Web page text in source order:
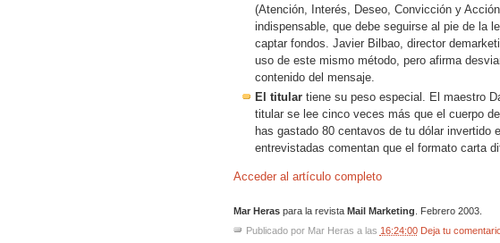
(Atención, Interés, Deseo, Convicción y
indispensable, que debe seguirse al pie de la
captar fondos. Javier Bilbao, director
uso de este mismo método, pero afirma
contenido del mensaje.
El titulartiene su peso especial. El maestro
titular se lee cinco veces más que el cuerpo
has gastado 80 centavos de tu dólar invertido
entrevistadas comentan que el formato carta
Acceder al artículo completo
Mar Heraspara la revista Mail Marketing . Febrero 2003.
Publicado por Mar Heras a las 16:24:00 Deja tu